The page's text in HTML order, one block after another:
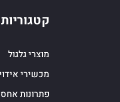
מוצרי גלגול
מכשירי
פתרונות